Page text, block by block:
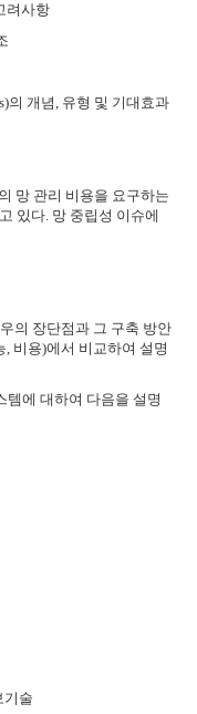
려사항
의 개념, 유형 및 기대효과
망 관리 비용을 요구하는
있다. 망 중립성 이슈에
의 장단점과 그 구축 방안
, 비용)에서 비교하여 설명
에 대하여 다음을 설명
기술